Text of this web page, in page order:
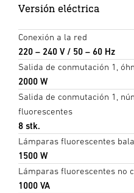
Versión eléctrica
Conexión a la red
220 – 240 V / 50 – 60 Hz
Salida de conmutación 1,
2000 W
Salida de conmutación 1,
fluorescentes
8 stk.
Lámparas fluorescentes
1500 W
Lámparas fluorescentes no
1000 VA